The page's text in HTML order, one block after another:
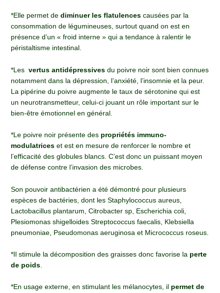
*Elle permet dediminuer les flatulences causées par la
consommation de légumineuses, surtout quand on est en
présence d’un « froid interne » qui a tendance à ralentir le
péristaltisme intestinal.
*Lesvertus antidépressives du poivre noir sont bien connues
notamment dans la dépression, l’anxiété, l’insomnie et la peur.
La pipérine du poivre augmente le taux de sérotonine qui est
un neurotransmetteur, celui-ci jouant un rôle important sur le
bien-être émotionnel en général.
*Le poivre noir présente des propriétés immuno-
modulatrices et est en mesure de renforcer le nombre et
l’efficacité des globules blancs. C’est donc un puissant moyen
de défense contre l’invasion des microbes.
Son pouvoir antibactérien a été démontré pour plusieurs
espèces de bactéries, dont les Staphylococcus aureus,
Lactobacillus plantarum, Citrobacter sp, Escherichia coli,
Plesiomonas shigelloides Streptococcus faecalis, Klebsiella
pneumoniae, Pseudomonas aeruginosa et Micrococcus roseus.
*Il stimule la décomposition des graisses donc favorise la perte
de poids
*En usage externe, en stimulant les mélanocytes, il permet de